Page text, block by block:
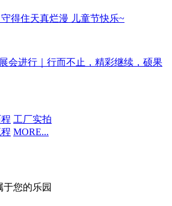
得住天真烂漫 儿童节快乐~
会进行｜行而不止，精彩继续，硕果
工厂实拍
MORE...
您的乐园